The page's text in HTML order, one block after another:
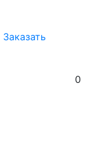
Заказать
0